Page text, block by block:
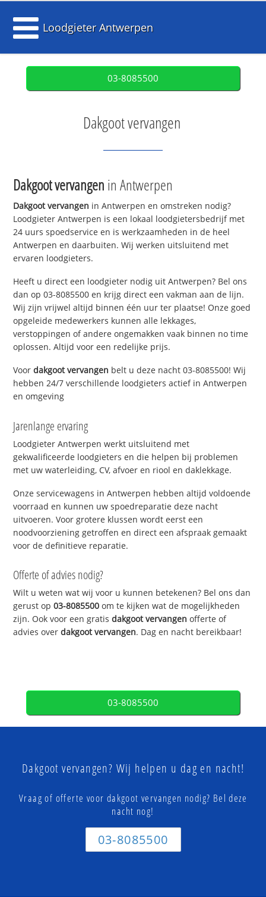
Loodgieter Antwerpen
03-8085500
Dakgoot vervangen
Dakgoot vervangen in Antwerpen
Dakgoot vervangen in Antwerpen en omstreken nodig?
Loodgieter Antwerpen is een lokaal loodgietersbedrijf met
24 uurs spoedservice en is werkzaamheden in de heel
Antwerpen en daarbuiten. Wij werken uitsluitend met
ervaren loodgieters.
Heeft u direct een loodgieter nodig uit Antwerpen? Bel ons
dan op 03-8085500 en krijg direct een vakman aan de lijn.
Wij zijn vrijwel altijd binnen één uur ter plaatse! Onze goed
opgeleide medewerkers kunnen alle lekkages,
verstoppingen of andere ongemakken vaak binnen no time
oplossen. Altijd voor een redelijke prijs.
Voordakgoot vervangen belt u deze nacht 03-8085500! Wij
hebben 24/7 verschillende loodgieters actief in Antwerpen
en omgeving
Jarenlange ervaring
Loodgieter Antwerpen werkt uitsluitend met
gekwalificeerde loodgieters en die helpen bij problemen
met uw waterleiding, CV, afvoer en riool en daklekkage.
Onze servicewagens in Antwerpen hebben altijd voldoende
voorraad en kunnen uw spoedreparatie deze nacht
uitvoeren. Voor grotere klussen wordt eerst een
noodvoorziening getroffen en direct een afspraak gemaakt
voor de definitieve reparatie.
Offerte of advies nodig?
Wilt u weten wat wij voor u kunnen betekenen? Bel ons dan
gerust op03-8085500 om te kijken wat de mogelijkheden
zijn. Ook voor een gratisdakgoot vervangen offerte of
advies overdakgoot vervangen. Dag en nacht bereikbaar!
03-8085500
Dakgoot vervangen? Wij helpen u dag en nacht!
Vraag of offerte voor dakgoot vervangen nodig? Bel deze
nacht nog!
03-8085500